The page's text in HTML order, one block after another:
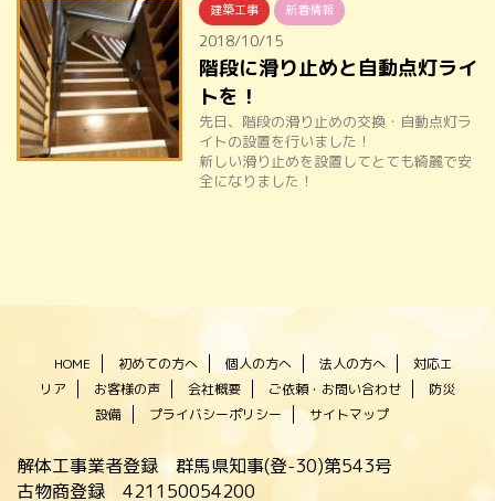
建築工事 新着情報
2018/10/15
階段に滑り止めと自動点灯ライ
トを！
先日、階段の滑り止めの交換・自動点灯ラ
イトの設置を行いました！
新しい滑り止めを設置してとても綺麗で安
全になりました！
HOME 初めての方へ 個人の方へ 法人の方へ
対応エ
リア
お客様の声 会社概要 ご依頼・お問い合わせ
防災
設備
プライバシーポリシー サイトマップ
解体工事業者登録 群馬県知事(登-30)第543号
古物商登録 421150054200